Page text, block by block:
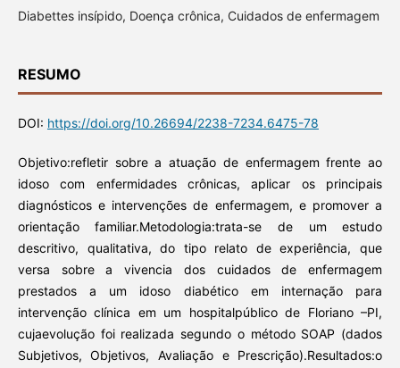
Diabettes insípido, Doença crônica, Cuidados de enfermagem
RESUMO
DOI: https://doi.org/10.26694/2238-7234.6475-78
Objetivo:refletir sobre a atuação de enfermagem frente ao
idoso com enfermidades crônicas, aplicar os principais
diagnósticos e intervenções de enfermagem, e promover a
orientação familiar.Metodologia:trata-se de um estudo
descritivo, qualitativa, do tipo relato de experiência, que
versa sobre a vivencia dos cuidados de enfermagem
prestados a um idoso diabético em internação para
intervenção clínica em um hospitalpúblico de Floriano –PI,
cujaevolução foi realizada segundo o método SOAP (dados
Subjetivos, Objetivos, Avaliação e Prescrição).Resultados:o